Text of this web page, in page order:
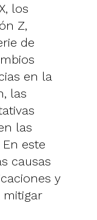
los
Z,
de
en la
las
las
este
causas
y
mitigar